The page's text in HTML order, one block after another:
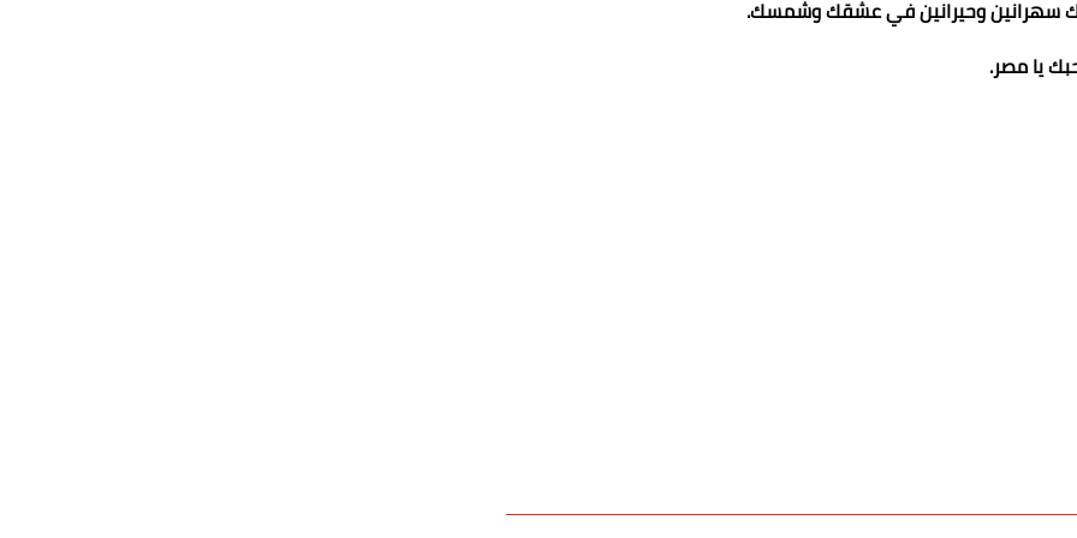
سهرانين وحيرانين في عشقك وشمسك.
يا مصر.